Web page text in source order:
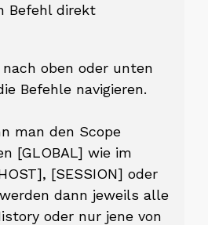
Befehl direkt
oben oder unten
Befehle navigieren.
man den Scope
[GLOBAL] wie im
[SESSION] oder
werden dann jeweils alle
oder nur jene von